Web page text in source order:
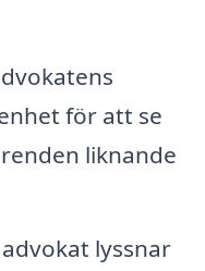
för att se
liknande
lyssnar